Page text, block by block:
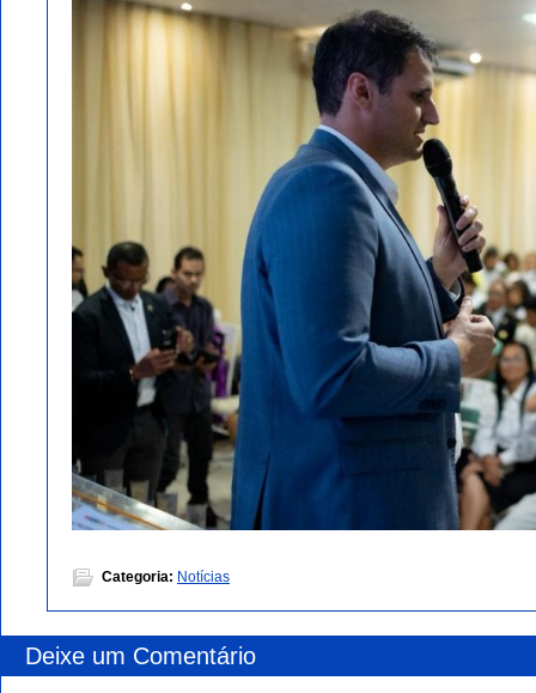
Categoria: Notícias
Deixe um Comentário